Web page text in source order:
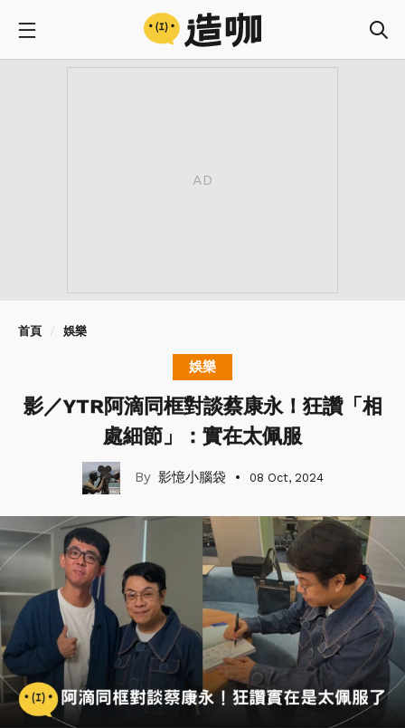
首頁 娛樂
娛樂
影／YTR阿滴同框對談蔡康永！狂讚「相
處細節」：實在太佩服
影憶小腦袋 08 Oct, 2024